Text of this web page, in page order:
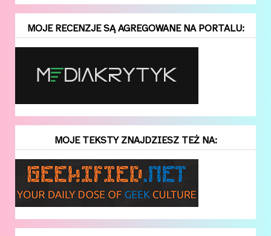
MOJE RECENZJE SĄ AGREGOWANE NA PORTALU:
MOJE TEKSTY ZNAJDZIESZ TEŻ NA: